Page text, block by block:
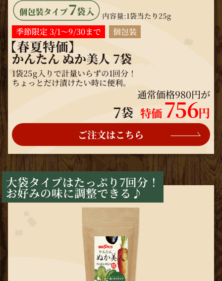
季節限定 3/1～9/30まで 個包装
【春夏特価】
かんたん ぬか美人 7袋
1袋25g入りで計量いらずの1回分！
ちょっとだけ漬けたい時に便利。
7袋
通常価格980円が
特価756円
ご注文はこちら
大袋タイプはたっぷり7回分！
お好みの味に調整できる♪